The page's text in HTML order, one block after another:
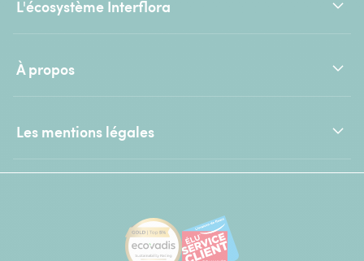
L'écosystème Interflora
À propos
Les mentions légales